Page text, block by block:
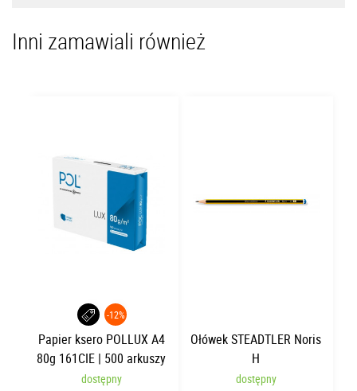
Inni zamawiali również
-12%
Papier ksero POLLUX A4
80g 161CIE | 500 arkuszy
dostępny
Ołówek STEADTLER Noris
H
dostępny